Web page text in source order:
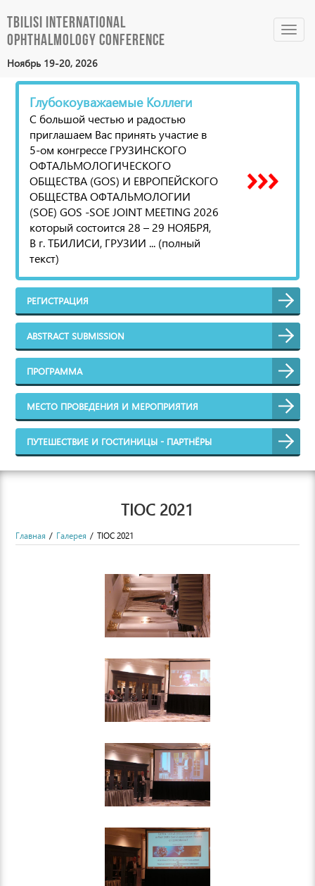
Ноябрь 19-20, 2026
Tbilisi International
Ophthalmology Conference
Глубокоуважаемые Коллеги
С большой честью и радостью
приглашаем Вас принять участие в
5-ом конгрессе ГРУЗИНСКОГО
ОФТАЛЬМОЛОГИЧЕСКОГО
ОБЩЕСТВА (GOS) И ЕВРОПЕЙСКОГО
ОБЩЕСТВА ОФТАЛЬМОЛОГИИ
(SOE) GOS -SOE JOINT MEETING 2026
который состоится 28 – 29 НОЯБРЯ,
В г. ТБИЛИСИ, ГРУЗИИ ... (полный
текст)
РЕГИСТРАЦИЯ
ABSTRACT SUBMISSION
ПРОГРАММА
МЕСТО ПРОВЕДЕНИЯ И МЕРОПРИЯТИЯ
ПУТЕШЕСТВИЕ И ГОСТИНИЦЫ - ПАРТНЁРЫ
TIOC 2021
Главная Галерея TIOC 2021